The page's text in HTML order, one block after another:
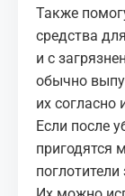
Также
средства
и с
обычно
их согласно
Если после
пригодятся
поглотители